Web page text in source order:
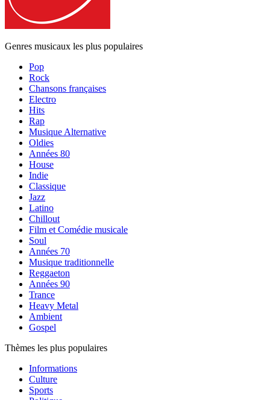
Genres musicaux les plus populaires
Pop
Rock
Chansons françaises
Electro
Hits
Rap
Musique Alternative
Oldies
Années 80
House
Indie
Classique
Jazz
Latino
Chillout
Film et Comédie musicale
Soul
Années 70
Musique traditionnelle
Reggaeton
Années 90
Trance
Heavy Metal
Ambient
Gospel
Thèmes les plus populaires
Informations
Culture
Sports